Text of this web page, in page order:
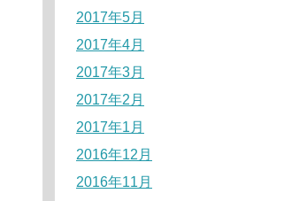
2017年5月
2017年4月
2017年3月
2017年2月
2017年1月
2016年12月
2016年11月